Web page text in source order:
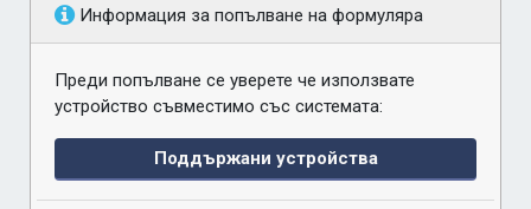
Информация за попълване на формуляра
Преди попълване се уверете че използвате
устройство съвместимо със системата:
Поддържани устройства